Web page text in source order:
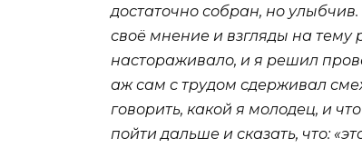
достаточно собран, но
своё мнение и взгляды на тему
настораживало, и я решил
аж сам с трудом сдерживал
говорить, какой я молодец, и
пойти дальше и сказать, что: